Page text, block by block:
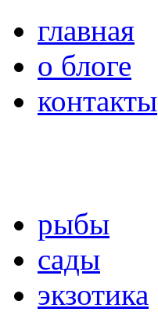
главная
о блоге
контакты
рыбы
сады
экзотика